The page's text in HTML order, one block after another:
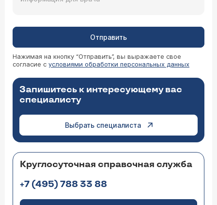
Отправить
Нажимая на кнопку “Отправить”, вы выражаете свое
согласие с условиями обработки персональных данных
Запишитесь к интересующему вас
специалисту
Выбрать специалиста
Круглосуточная справочная служба
+7 (495) 788 33 88